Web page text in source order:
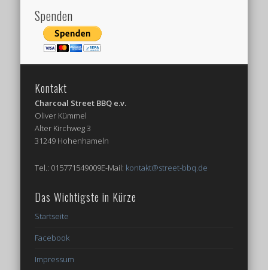
Spenden
Kontakt
Charcoal Street BBQ e.v.
Oliver Kümmel
Alter Kirchweg 3
31249 Hohenhameln
Tel.: 015771549009E-Mail: kontakt@street-bbq.de
Das Wichtigste in Kürze
Startseite
Facebook
Impressum